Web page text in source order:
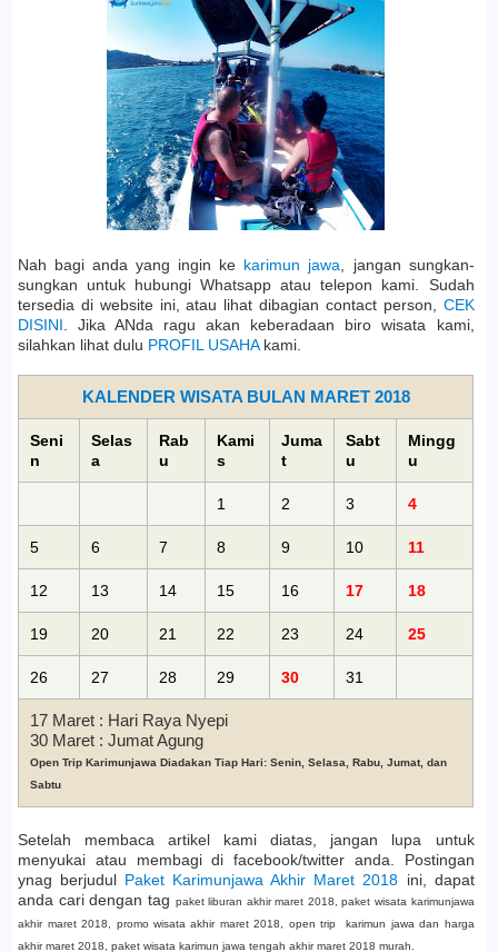
Nah bagi anda yang ingin ke karimun jawa, jangan sungkan-
sungkan untuk hubungi Whatsapp atau telepon kami. Sudah
tersedia di website ini, atau lihat dibagian contact person, CEK
DISINI. Jika ANda ragu akan keberadaan biro wisata kami,
silahkan lihat dulu PROFIL USAHAkami.
KALENDER WISATA BULAN MARET 2018
Seni
n
Selas
a
Rab
u
Kami
s
Juma
t
Sabt
u
Mingg
u
1 2 3 4
5 6 7 8 9 10 11
12 13 14 15 16 17 18
19 20 21 22 23 24 25
26 27 28 29 30 31
17 Maret : Hari Raya Nyepi
30 Maret :Jumat Agung
Open Trip Karimunjawa Diadakan Tiap Hari: Senin, Selasa, Rabu, Jumat, dan
Sabtu
Setelah membaca artikel kami diatas, jangan lupa untuk
menyukai atau membagi di facebook/twitter anda. Postingan
ynag berjudul Paket Karimunjawa Akhir Maret 2018 ini, dapat
anda cari dengan tag paket liburan akhir maret 2018, paket wisata karimunjawa
akhir maret 2018, promo wisata akhir maret 2018, open trip karimun jawa dan harga
akhir maret 2018, paket wisata karimun jawa tengah akhir maret 2018 murah.